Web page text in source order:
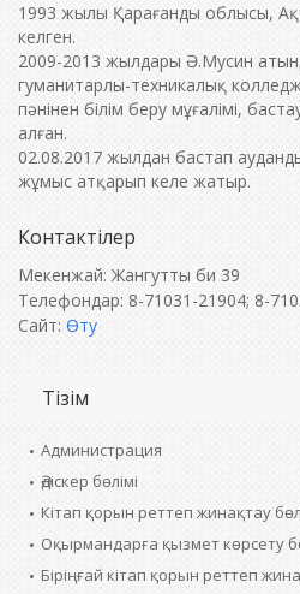
1993 жылы Қарағанды облысы,
келген.
2009-2013 жылдары Ә.Мусин
гуманитарлы-техникалық
пәнінен білім беру мұғалімі,
алған.
02.08.2017 жылдан бастап
жұмыс атқарып келе жатыр.
Контактілер
Мекенжай: Жангутты би 39
Телефондар: 8-71031-21904; 8-
Сайт: Өту
Тізім
Администрация
Әдіскер бөлімі
Кітап қорын реттеп жинақтау
Оқырмандарға қызмет көрсету
Біріңғай кітап қорын реттеп